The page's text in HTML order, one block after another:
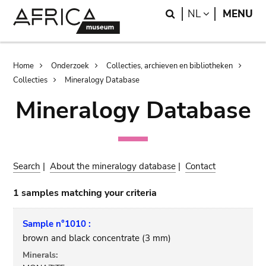
Search
NL LANGUAGE
MENU
Breadcrumb
Home Onderzoek
Collecties, archieven en bibliotheken
Collecties
Mineralogy Database
Mineralogy Database
Search |About the mineralogy database | Contact
1 samples matching your criteria
Sample n°1010 :
brown and black concentrate (3 mm)
Minerals: